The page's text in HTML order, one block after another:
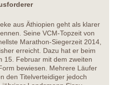
aus Äthiopien geht als klarer
Seine VCM-Topzeit von
Marathon-Siegerzeit 2014,
erreicht. Dazu hat er beim
15. Februar mit dem zweiten
bewiesen. Mehrere Läufer
den Titelverteidiger jedoch